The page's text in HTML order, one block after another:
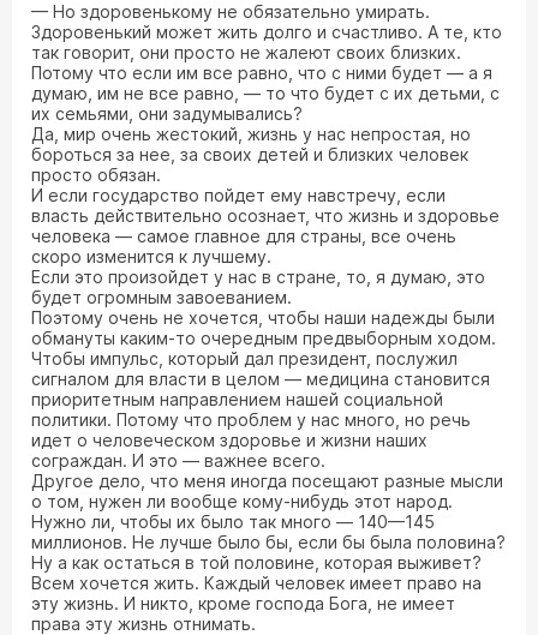
— Но здоровенькому не обязательно умирать.
Здоровенький может жить долго и счастливо. А те, кто
так говорит, они просто не жалеют своих близких.
Потому что если им все равно, что с ними будет — а я
думаю, им не все равно, — то что будет с их детьми, с
их семьями, они задумывались?
Да, мир очень жестокий, жизнь у нас непростая, но
бороться за нее, за своих детей и близких человек
просто обязан.
И если государство пойдет ему навстречу, если
власть действительно осознает, что жизнь и здоровье
человека — самое главное для страны, все очень
скоро изменится к лучшему.
Если это произойдет у нас в стране, то, я думаю, это
будет огромным завоеванием.
Поэтому очень не хочется, чтобы наши надежды были
обмануты каким-то очередным предвыборным ходом.
Чтобы импульс, который дал президент, послужил
сигналом для власти в целом — медицина становится
приоритетным направлением нашей социальной
политики. Потому что проблем у нас много, но речь
идет о человеческом здоровье и жизни наших
сограждан. И это — важнее всего.
Другое дело, что меня иногда посещают разные мысли
о том, нужен ли вообще кому-нибудь этот народ.
Нужно ли, чтобы их было так много — 140—145
миллионов. Не лучше было бы, если бы была половина?
Ну а как остаться в той половине, которая выживет?
Всем хочется жить. Каждый человек имеет право на
эту жизнь. И никто, кроме господа Бога, не имеет
права эту жизнь отнимать.